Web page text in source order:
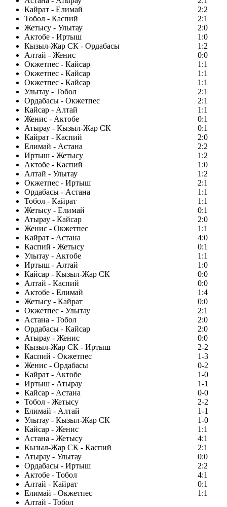
Кайрат - Елимай
2:2
Тобол - Каспий
2:1
Жетысу - Улытау
2:0
Актобе - Иртыш
1:0
Кызыл-Жар СК - Ордабасы
1:2
Алтай - Женис
0:0
Окжетпес - Кайсар
1:1
Окжетпес - Кайсар
1:1
Окжетпес - Кайсар
1:1
Улытау - Тобол
2:1
Ордабасы - Окжетпес
2:1
Кайсар - Алтай
1:1
Женис - Актобе
0:1
Атырау - Кызыл-Жар СК
0:1
Кайрат - Каспий
2:0
Елимай - Астана
2:2
Иртыш - Жетысу
1:2
Актобе - Каспий
1:0
Алтай - Улытау
1:2
Окжетпес - Иртыш
2:1
Ордабасы - Астана
1:1
Тобол - Кайрат
1:1
Жетысу - Елимай
0:1
Атырау - Кайсар
2:0
Женис - Окжетпес
1:1
Кайрат - Астана
4:0
Каспий - Жетысу
0:1
Улытау - Актобе
1:1
Иртыш - Алтай
1:0
Кайсар - Кызыл-Жар СК
0:0
Алтай - Каспий
0:0
Актобе - Елимай
1:4
Жетысу - Кайрат
0:0
Окжетпес - Улытау
2:1
Астана - Тобол
2:0
Ордабасы - Кайсар
2:0
Атырау - Женис
0:0
Кызыл-Жар СК - Иртыш
2-2
Каспий - Окжетпес
1-3
Женис - Ордабасы
0-2
Кайрат - Актобе
1-0
Иртыш - Атырау
1-1
Кайсар - Астана
0-0
Тобол - Жетысу
2-2
Елимай - Алтай
1-1
Улытау - Кызыл-Жар СК
1-0
Кайсар - Женис
1:1
Астана - Жетысу
4:1
Кызыл-Жар СК - Каспий
2:1
Атырау - Улытау
0:0
Ордабасы - Иртыш
2:2
Актобе - Тобол
4:1
Алтай - Кайрат
0:1
Елимай - Окжетпес
1:1
Алтай - Тобол